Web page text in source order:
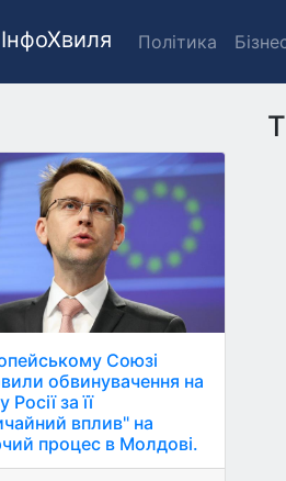
ІнфоХвиля Політика
Союзі
обвинувачення на
Росії за її
вплив" на
процес в Молдові.